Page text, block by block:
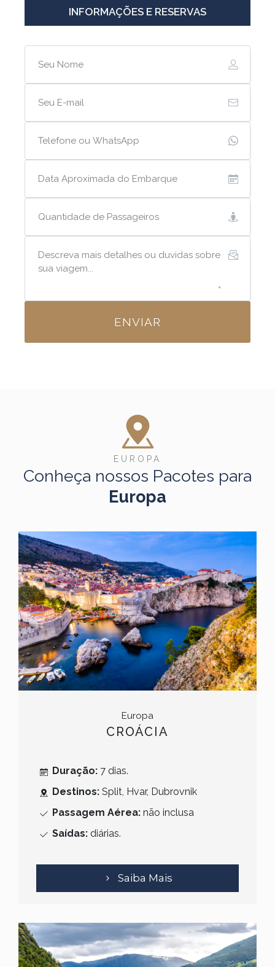
INFORMAÇÕES E RESERVAS
ENVIAR
EUROPA
Conheça nossos Pacotes para
Europa
Europa
CROÁCIA
Duração:7 dias.
Destinos: Split, Hvar, Dubrovnik
Passagem Aérea:não inclusa
Saídas:diárias.
Saiba Mais